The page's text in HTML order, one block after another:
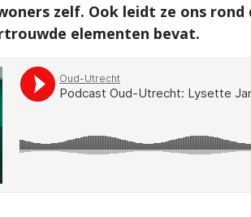
zelf. Ook leidt ze ons
elementen bevat.